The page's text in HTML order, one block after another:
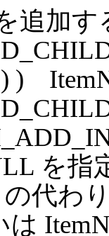
追加す
を指
の代わ
は